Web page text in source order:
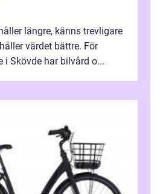
längre, känns trevligare
värdet bättre. För
i Skövde har bilvård o...